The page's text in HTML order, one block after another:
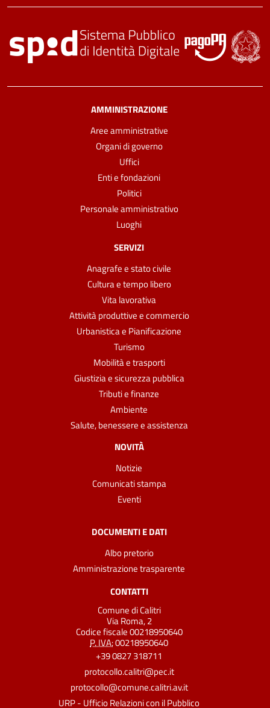
AMMINISTRAZIONE
Aree amministrative
Organi di governo
Uffici
Enti e fondazioni
Politici
Personale amministrativo
Luoghi
SERVIZI
Anagrafe e stato civile
Cultura e tempo libero
Vita lavorativa
Attività produttive e commercio
Urbanistica e Pianificazione
Turismo
Mobilità e trasporti
Giustizia e sicurezza pubblica
Tributi e finanze
Ambiente
Salute, benessere e assistenza
NOVITÀ
Notizie
Comunicati stampa
Eventi
DOCUMENTI E DATI
Albo pretorio
Amministrazione trasparente
CONTATTI
Comune di Calitri
Via Roma, 2
Codice fiscale 00218950640
P. IVA:00218950640
+39 0827 318711
protocollo.calitri@pec.it
protocollo@comune.calitri.av.it
URP - Ufficio Relazioni con il Pubblico